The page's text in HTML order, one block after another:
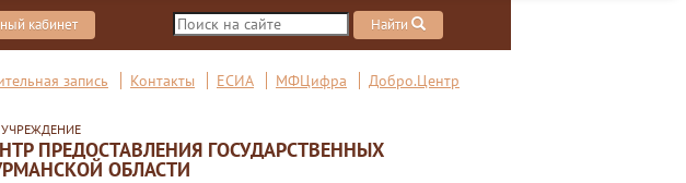
кабинет Найти
запись Контакты ЕСИА МФЦифра Добро.Центр
ПРЕДОСТАВЛЕНИЯ ГОСУДАРСТВЕННЫХ
ОБЛАСТИ